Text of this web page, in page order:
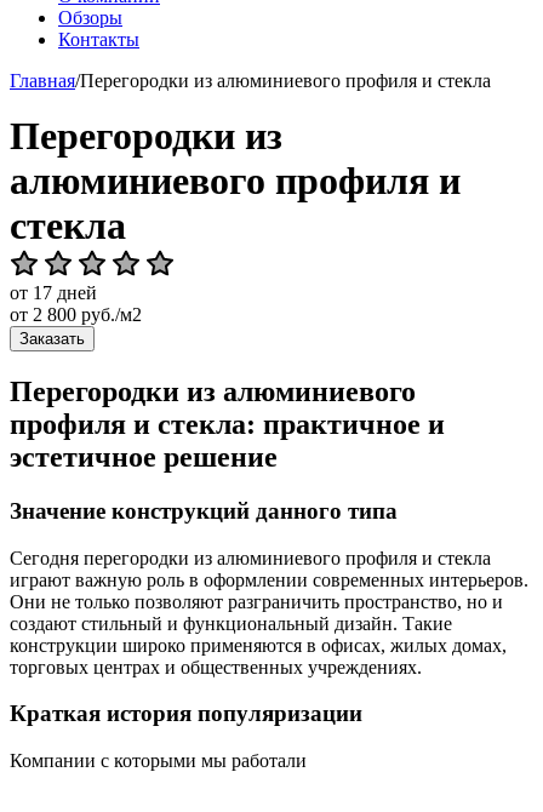
Обзоры
Контакты
Главная/Перегородки из алюминиевого профиля и стекла
Перегородки из
алюминиевого профиля и
стекла
от 17 дней
от 2 800 руб./м2
Заказать
Перегородки из алюминиевого
профиля и стекла: практичное и
эстетичное решение
Значение конструкций данного типа
Сегодня перегородки из алюминиевого профиля и стекла
играют важную роль в оформлении современных интерьеров.
Они не только позволяют разграничить пространство, но и
создают стильный и функциональный дизайн. Такие
конструкции широко применяются в офисах, жилых домах,
торговых центрах и общественных учреждениях.
Краткая история популяризации
Компании с которыми мы работали